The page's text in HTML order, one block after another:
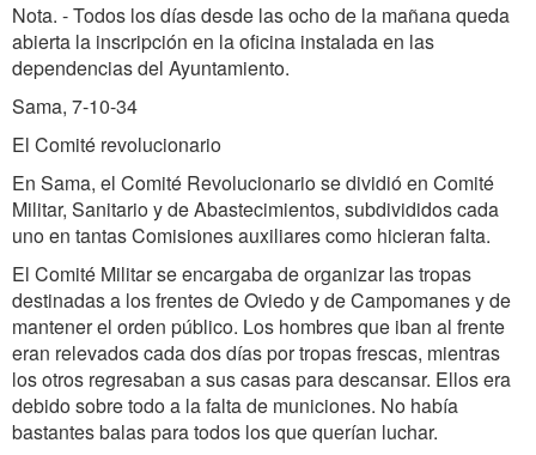
Nota. - Todos los días desde las ocho de la mañana queda
abierta la inscripción en la oficina instalada en las
dependencias del Ayuntamiento.
Sama, 7-10-34
El Comité revolucionario
En Sama, el Comité Revolucionario se dividió en Comité
Militar, Sanitario y de Abastecimientos, subdivididos cada
uno en tantas Comisiones auxiliares como hicieran falta.
El Comité Militar se encargaba de organizar las tropas
destinadas a los frentes de Oviedo y de Campomanes y de
mantener el orden público. Los hombres que iban al frente
eran relevados cada dos días por tropas frescas, mientras
los otros regresaban a sus casas para descansar. Ellos era
debido sobre todo a la falta de municiones. No había
bastantes balas para todos los que querían luchar.